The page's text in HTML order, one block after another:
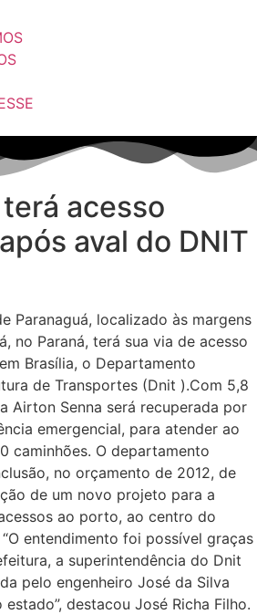
acesso
aval do DNIT
Paranaguá, localizado às margens
no Paraná, terá sua via de acesso
Brasília, o Departamento
de Transportes (Dnit ).Com 5,8
Airton Senna será recuperada por
emergencial, para atender ao
caminhões. O departamento
no orçamento de 2012, de
de um novo projeto para a
ao porto, ao centro do
entendimento foi possível graças
a superintendência do Dnit
pelo engenheiro José da Silva
destacou José Richa Filho.